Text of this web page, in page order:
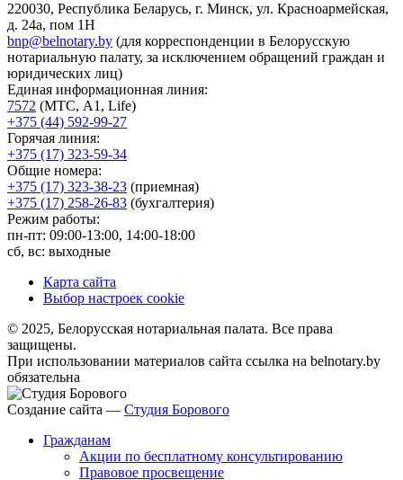
220030, Республика Беларусь, г. Минск, ул. Красноармейская,
д. 24а, пом 1Н
bnp@belnotary.by (для корреспонденции в Белорусскую
нотариальную палату, за исключением обращений граждан и
юридических лиц)
Единая информационная линия:
7572 (МТС, A1, Life)
+375 (44) 592-99-27
Горячая линия:
+375 (17) 323-59-34
Общие номера:
+375 (17) 323-38-23 (приемная)
+375 (17) 258-26-83 (бухгалтерия)
Режим работы:
пн-пт: 09:00-13:00, 14:00-18:00
сб, вс: выходные
Карта сайта
Выбор настроек cookie
© 2025, Белорусская нотариальная палата. Все права
защищены.
При использовании материалов сайта ссылка на belnotary.by
обязательна
Создание сайта — Студия Борового
Гражданам
Акции по бесплатному консультированию
Правовое просвещение